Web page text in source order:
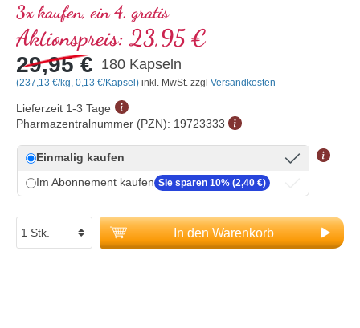
3x kaufen, ein 4. gratis
Aktionspreis: 23,95 €
29,95 € 180 Kapseln
(237,13 €/kg, 0,13 €/Kapsel) inkl. MwSt. zzgl Versandkosten
Lieferzeit 1-3 Tage
Pharmazentralnummer (PZN): 19723333
Einmalig kaufen
Im Abonnement kaufen Sie sparen 10% (2,40 €)
In den Warenkorb